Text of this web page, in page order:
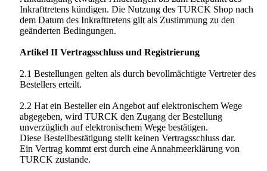
Inkrafttretens kündigen. Die Nutzung des TURCK Shop nach
dem Datum des Inkrafttretens gilt als Zustimmung zu den
geänderten Bedingungen.
Artikel II Vertragsschluss und Registrierung
2.1 Bestellungen gelten als durch bevollmächtigte Vertreter des
Bestellers erteilt.
2.2 Hat ein Besteller ein Angebot auf elektronischem Wege
abgegeben, wird TURCK den Zugang der Bestellung
unverzüglich auf elektronischem Wege bestätigen.
Diese Bestellbestätigung stellt keinen Vertragsschluss dar.
Ein Vertrag kommt erst durch eine Annahmeerklärung von
TURCK zustande.